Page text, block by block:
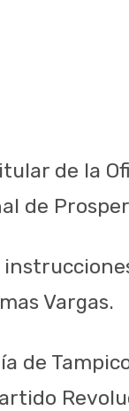
de la
de
Vargas.
de